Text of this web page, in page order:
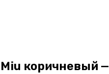
коричневый —